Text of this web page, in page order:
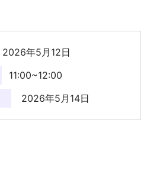
2026年5月12日
11:00~12:00
2026年5月14日